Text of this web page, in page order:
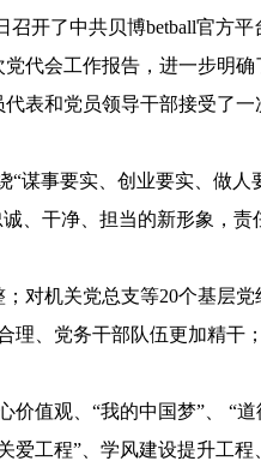
开了中共贝博betball官方
代会工作报告，进一步明
表和党员领导干部接受了
事要实、创业要实、做人
、干净、担当的新形象，
机关党总支等20个基层党
、党务干部队伍更加精干
值观、“我的中国梦”、 “道
爱工程”、学风建设提升工